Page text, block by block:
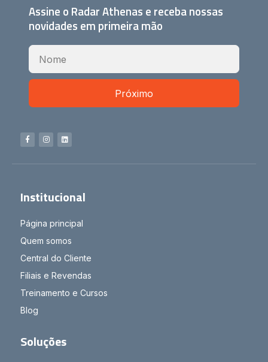
Assine o Radar Athenas e receba nossas
novidades em primeira mão
Próximo
Institucional
Página principal
Quem somos
Central do Cliente
Filiais e Revendas
Treinamento e Cursos
Blog
Soluções